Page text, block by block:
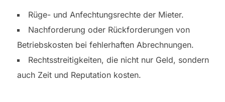
Rüge- und Anfechtungsrechte der Mieter.
Nachforderung oder Rückforderungen von
Betriebskosten bei fehlerhaften Abrechnungen.
Rechtsstreitigkeiten, die nicht nur Geld, sondern
auch Zeit und Reputation kosten.